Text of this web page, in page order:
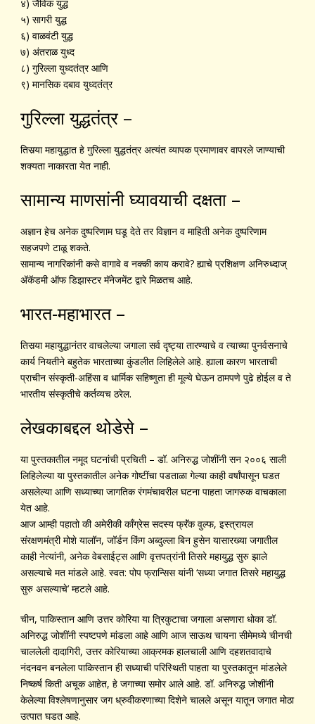
४) जैविक युद्ध
५) सागरी युद्ध
६) वाळवंटी युद्ध
७) अंतराळ युध्द
८) गुरिल्ला युध्दतंत्र आणि
९) मानसिक दबाव युध्दतंत्र
गुरिल्ला युद्धतंत्र –
तिसर्‍या महायुद्धात हे गुरिल्ला युद्धतंत्र अत्यंत व्यापक प्रमाणावर वापरले जाण्याची
शक्यता नाकारता येत नाही.
सामान्य माणसांनी घ्यावयाची दक्षता –
अज्ञान हेच अनेक दुष्परिणाम घडू देते तर विज्ञान व माहिती अनेक दुष्परिणाम
सहजपणे टाळू शकते.
सामान्य नागरिकांनी कसे वागावे व नक्की काय करावे? ह्याचे प्रशिक्षण अनिरुध्दाज्‌
अ‍ॅकॅडमी ऑफ डिझास्टर मॅनेजमेंट द्वारे मिळतच आहे.
भारत-महाभारत –
तिसर्‍या महायुद्धानंतर वाचलेल्या जगाला सर्व दृष्ट्या तारण्याचे व त्याच्या पुनर्वसनाचे
कार्य नियतीने बहुतेक भारताच्या कुंडलीत लिहिलेले आहे. ह्याला कारण भारताची
प्राचीन संस्कृती-अहिंसा व धार्मिक सहिष्णुता ही मूल्ये घेऊन ठामपणे पुढे होईल व ते
भारतीय संस्कृतीचे कर्तव्यच ठरेल.
लेखकाबद्दल थोडेसे –
या पुस्तकातील नमूद घटनांची प्रचिती – डॉ. अनिरुद्ध जोशींनी सन २००६ साली
लिहिलेल्या या पुस्तकातील अनेक गोष्टींचा पडताळा गेल्या काही वर्षांपासून घडत
असलेल्या आणि सध्याच्या जागतिक रंगमंचावरील घटना पाहता जागरुक वाचकाला
येत आहे.
आज आम्ही पहातो की अमेरीकी कॉंग्रेस सदस्य फ्रॅंक वुल्फ, इस्त्रायल
संरक्षणमंत्री मोशे यालॉन, जॉर्डन किंग अब्दुल्ला बिन हुसेन यासारख्या जगातील
काही नेत्यांनी, अनेक वेबसाईट्स आणि वृत्तपत्रांनी तिसरे महायुद्ध सुरु झाले
असल्याचे मत मांडले आहे. स्वत: पोप फ्रान्सिस यांनी ‘सध्या जगात तिसरे महायुद्ध
सुरु असल्याचे’ म्हटले आहे.
चीन, पाकिस्तान आणि उत्तर कोरिया या त्रिकुटाचा जगाला असणारा धोका डॉ.
अनिरुद्ध जोशींनी स्पष्टपणे मांडला आहे आणि आज साऊथ चायना सीमेमध्ये चीनची
चाललेली दादागिरी, उत्तर कोरियाच्या आक्रमक हालचाली आणि दहशतवादाचे
नंदनवन बनलेला पाकिस्तान ही सध्याची परिस्थिती पाहता या पुस्तकातून मांडलेले
निष्कर्ष किती अचूक आहेत, हे जगाच्या समोर आले आहे. डॉ. अनिरुद्ध जोशींनी
केलेल्या विश्लेषणानुसार जग ध्रुवीकरणाच्या दिशेने चालले असून यातून जगात मोठा
उत्पात घडत आहे.